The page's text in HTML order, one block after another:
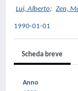
Lui, Alberto; Zen,
1990-01-01
Scheda breve
Anno